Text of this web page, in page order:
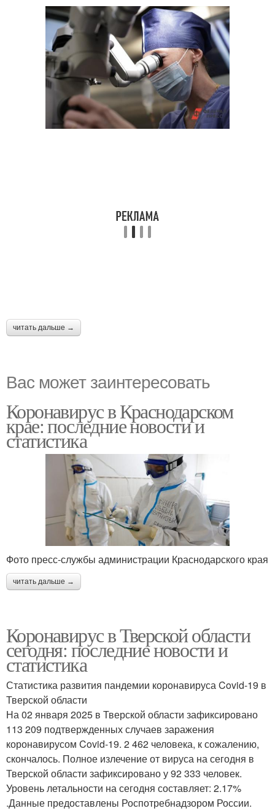
читать дальше →
Вас может заинтересовать
Коронавирус в Краснодарском
крае: последние новости и
статистика
Фото пресс-службы администрации Краснодарского края
читать дальше →
Коронавирус в Тверской области
сегодня: последние новости и
статистика
Статистика развития пандемии коронавируса Covid-19 в
Тверской области
На 02 января 2025 в Тверской области зафиксировано
113 209 подтвержденных случаев заражения
коронавирусом Covid-19. 2 462 человека, к сожалению,
скончалось. Полное излечение от вируса на сегодня в
Тверской области зафиксировано у 92 333 человек.
Уровень летальности на сегодня составляет: 2.17%
.Данные предоставлены Роспотребнадзором России.